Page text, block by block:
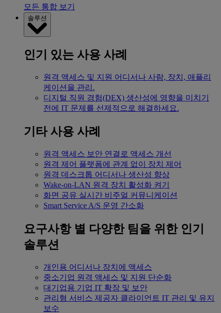
모든 통합 보기
솔루션
인기 있는 사용 사례
원격 액세스 및 지원 어디서나 사람, 장치, 애플리
케이션을 관리.
디지털 직원 경험(DEX) 생산성에 영향을 미치기
전에 IT 문제를 선제적으로 해결하세요.
기타 사용 사례
원격 액세스 보안 연결로 액세스 개선
원격 제어 플랫폼에 관계 없이 장치 제어
원격 데스크톱 어디서나 생산성 향상
Wake-on-LAN 원격 장치 활성화 켜기
화면 공유 실시간 비주얼 커뮤니케이션
Smart Service A/S 운영 간소화
요구사항 별 다양한 팀을 위한 인기
솔루션
개인용 어디서나 장치에 액세스
중소기업 원격 액세스 및 지원 단순화
대기업용 기업 IT 확장 및 보안
관리형 서비스 제공자 클라이언트 IT 관리 및 유지
보수